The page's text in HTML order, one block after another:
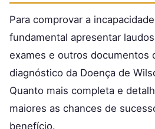
Para comprovar a
fundamental apresentar
exames e outros documentos
diagnóstico da Doença de
Quanto mais completa e
maiores as chances de
benefício.